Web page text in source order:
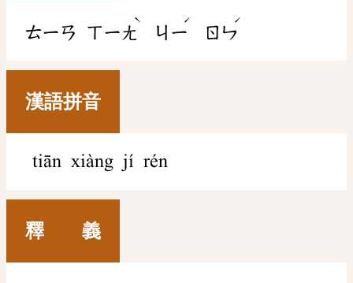
ㄊㄧㄢ ㄒㄧㄤ
ˋ
ㄐㄧ
ˊ
ㄖㄣ
ˊ
漢語拼音
tiān xiàng jí rén
釋 義